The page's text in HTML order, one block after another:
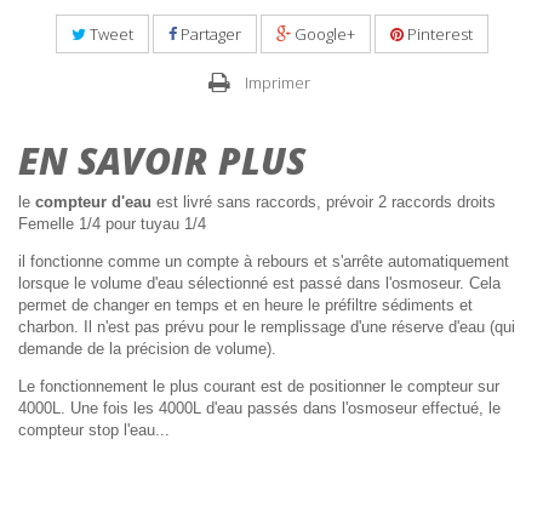
Tweet Partager Google+ Pinterest
Imprimer
EN SAVOIR PLUS
le compteur d'eau est livré sans raccords, prévoir 2 raccords droits
Femelle 1/4 pour tuyau 1/4
il fonctionne comme un compte à rebours et s'arrête automatiquement
lorsque le volume d'eau sélectionné est passé dans l'osmoseur. Cela
permet de changer en temps et en heure le préfiltre sédiments et
charbon. Il n'est pas prévu pour le remplissage d'une réserve d'eau (qui
demande de la précision de volume).
Le fonctionnement le plus courant est de positionner le compteur sur
4000L. Une fois les 4000L d'eau passés dans l'osmoseur effectué, le
compteur stop l'eau...